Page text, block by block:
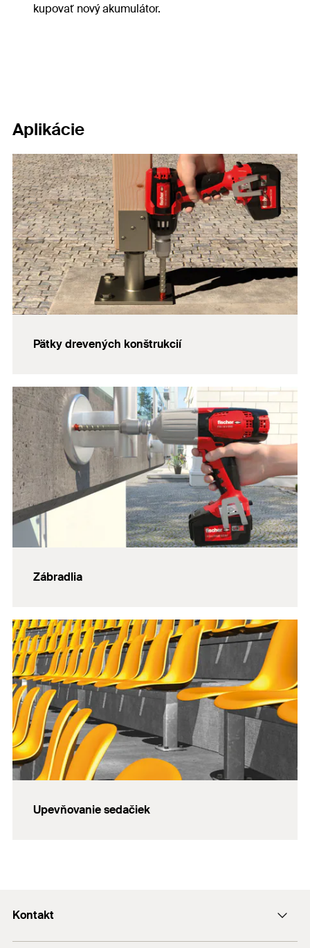
kupovať nový akumulátor.
Aplikácie
Pätky drevených konštrukcií
Zábradlia
Upevňovanie sedačiek
Kontakt